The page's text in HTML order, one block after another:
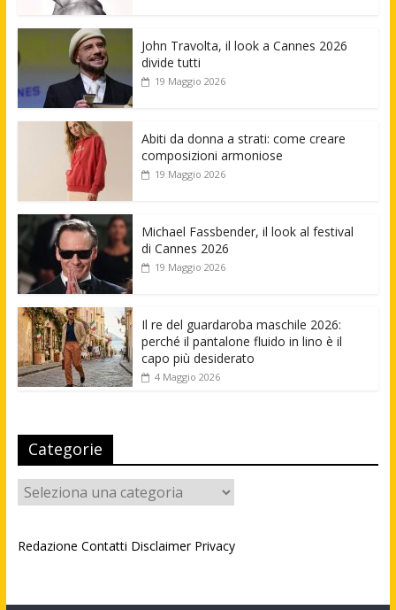
John Travolta, il look a Cannes 2026
divide tutti
19 Maggio 2026
Abiti da donna a strati: come creare
composizioni armoniose
19 Maggio 2026
Michael Fassbender, il look al festival
di Cannes 2026
19 Maggio 2026
Il re del guardaroba maschile 2026:
perché il pantalone fluido in lino è il
capo più desiderato
4 Maggio 2026
Categorie
Categorie
Redazione Contatti Disclaimer Privacy